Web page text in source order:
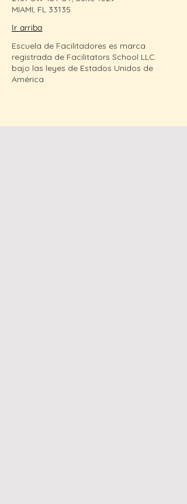
MIAMI, FL 33135
Ir arriba
Escuela de Facilitadores es marca
registrada de Facilitators School LLC.
bajo las leyes de Estados Unidos de
América